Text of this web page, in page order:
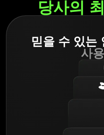
당사의
믿을 수 있는
사